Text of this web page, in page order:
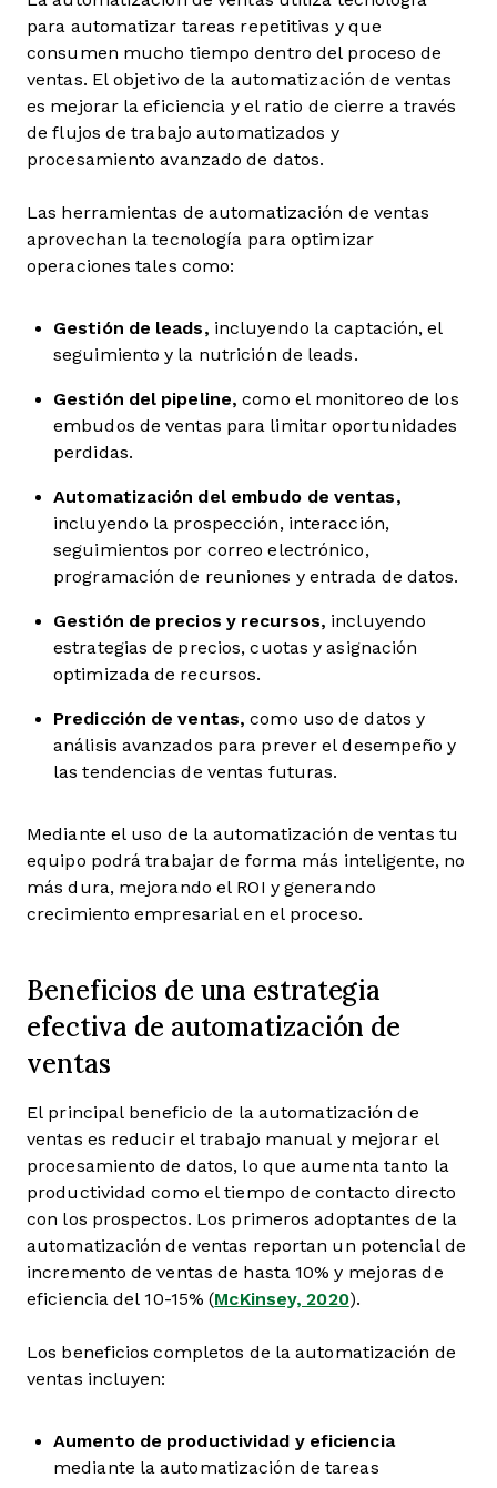
para automatizar tareas repetitivas y que
consumen mucho tiempo dentro del proceso de
ventas. El objetivo de la automatización de ventas
es mejorar la eficiencia y el ratio de cierre a través
de flujos de trabajo automatizados y
procesamiento avanzado de datos.
Las herramientas de automatización de ventas
aprovechan la tecnología para optimizar
operaciones tales como:
Gestión de leads, incluyendo la captación, el
seguimiento y la nutrición de leads.
Gestión del pipeline,como el monitoreo de los
embudos de ventas para limitar oportunidades
perdidas.
Automatización del embudo de ventas,
incluyendo la prospección, interacción,
seguimientos por correo electrónico,
programación de reuniones y entrada de datos.
Gestión de precios y recursos, incluyendo
estrategias de precios, cuotas y asignación
optimizada de recursos.
Predicción de ventas,como uso de datos y
análisis avanzados para prever el desempeño y
las tendencias de ventas futuras.
Mediante el uso de la automatización de ventas tu
equipo podrá trabajar de forma más inteligente, no
más dura, mejorando el ROI y generando
crecimiento empresarial en el proceso.
Beneficios de una estrategia
efectiva de automatización de
ventas
El principal beneficio de la automatización de
ventas es reducir el trabajo manual y mejorar el
procesamiento de datos, lo que aumenta tanto la
productividad como el tiempo de contacto directo
con los prospectos. Los primeros adoptantes de la
automatización de ventas reportan un potencial de
incremento de ventas de hasta 10% y mejoras de
eficiencia del 10-15% (McKinsey, 2020).
Los beneficios completos de la automatización de
ventas incluyen:
Aumento de productividad y eficiencia
mediante la automatización de tareas